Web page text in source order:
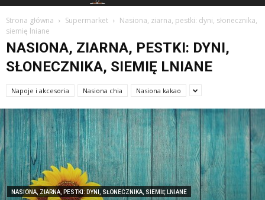
Strona główna Supermarket
Nasiona, ziarna, pestki: dyni, słonecznika,
siemię lniane
NASIONA, ZIARNA, PESTKI: DYNI,
SŁONECZNIKA, SIEMIĘ LNIANE
Napoje i akcesoria Nasiona chia Nasiona kakao
NASIONA, ZIARNA, PESTKI: DYNI, SŁONECZNIKA, SIEMIĘ LNIANE